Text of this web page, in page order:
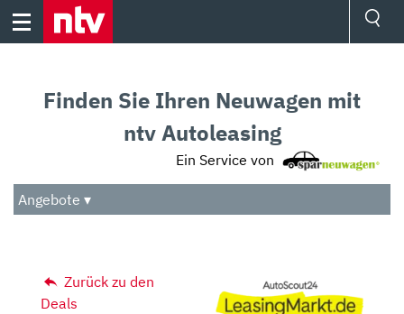
Skip
Audio
Das Beste
Finden Sie Ihren Neuwagen mit
ntv Autoleasing
Ein Service von
Angebote ▾
Zurück zu den
Deals